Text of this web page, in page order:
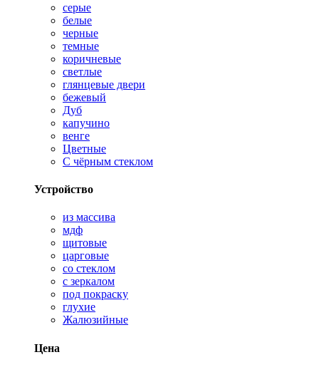
серые
белые
черные
темные
коричневые
светлые
глянцевые двери
бежевый
Дуб
капучино
венге
Цветные
С чёрным стеклом
Устройство
из массива
мдф
щитовые
царговые
со стеклом
с зеркалом
под покраску
глухие
Жалюзийные
Цена